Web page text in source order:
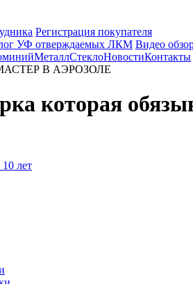
Регистрация покупателя
УФ отверждаемых ЛКМ Видео
МеталлСтеклоНовостиКонтакты
В АЭРОЗОЛЕ
которая
лет